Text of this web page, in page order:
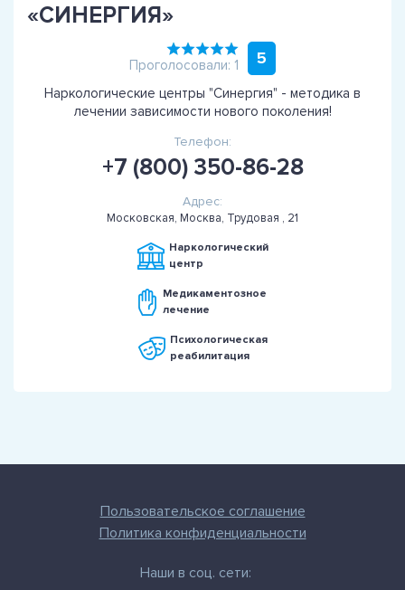
«СИНЕРГИЯ»
Проголосовали: 1 5
Наркологические центры "Синергия" - методика в
лечении зависимости нового поколения!
Телефон:
+7 (800) 350-86-28
Адрес:
Московская, Москва, Трудовая , 21
Наркологический
центр
Медикаментозное
лечение
Психологическая
реабилитация
Пользовательское соглашение
Политика конфиденциальности
Наши в соц. сети: